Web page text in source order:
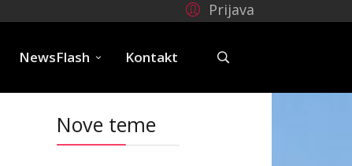
Prijava
NewsFlash Kontakt
Nove teme